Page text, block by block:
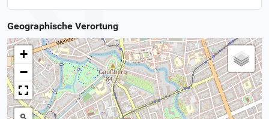
Geographische Verortung
+
−